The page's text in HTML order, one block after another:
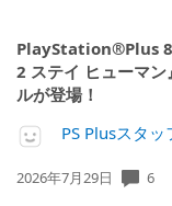
PlayStation®Plus 8
2 ステイ ヒューマ
ルが登場！
PS Plusスタッ
公
2026年7月29日 6